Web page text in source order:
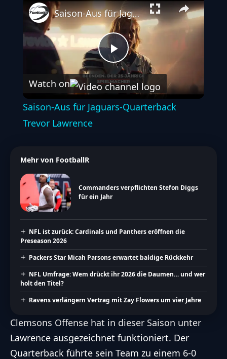
Play
Video
Saison-Aus für Jaguars-Quarterback Trevor Lawrence
Watch on
Saison-Aus für Jaguars-Quarterback
Trevor Lawrence
Mehr von FootballR
Commanders verpflichten Stefon Diggs
für ein Jahr
NFL ist zurück: Cardinals und Panthers eröffnen die
Preseason 2026
Packers Star Micah Parsons erwartet baldige Rückkehr
NFL Umfrage: Wem drückt ihr 2026 die Daumen… und wer
holt den Titel?
Ravens verlängern Vertrag mit Zay Flowers um vier Jahre
Clemsons Offense hat in dieser Saison unter
Lawrence ausgezeichnet funktioniert. Der
Quarterback führte sein Team zu einem 6-0